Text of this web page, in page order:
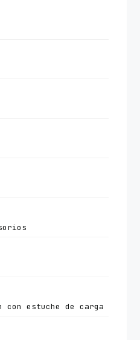
estuche de carga